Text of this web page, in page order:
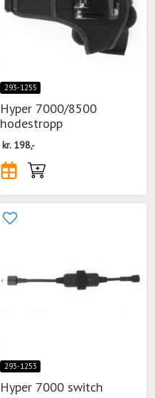
293-1255
Hyper 7000/8500
hodestropp
kr. 198,-
293-1253
Hyper 7000 switch